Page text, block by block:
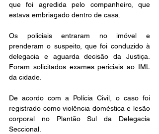
que foi agredida pelo companheiro, que
estava embriagado dentro de casa.
Os policiais entraram no imóvel e
prenderam o suspeito, que foi conduzido à
delegacia e aguarda decisão da Justiça.
Foram solicitados exames periciais ao IML
da cidade.
De acordo com a Polícia Civil, o caso foi
registrado como violência doméstica e lesão
corporal no Plantão Sul da Delegacia
Seccional.